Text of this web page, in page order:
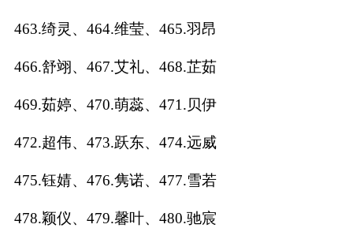
463.绮灵、464.维莹、465.羽昂
466.舒翊、467.艾礼、468.芷茹
469.茹婷、470.萌蕊、471.贝伊
472.超伟、473.跃东、474.远威
475.钰婧、476.隽诺、477.雪若
478.颖仪、479.馨叶、480.驰宸